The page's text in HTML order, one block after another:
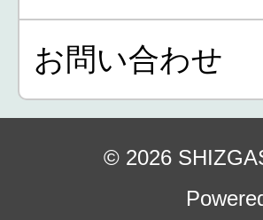
お問い合わせ
© 2026